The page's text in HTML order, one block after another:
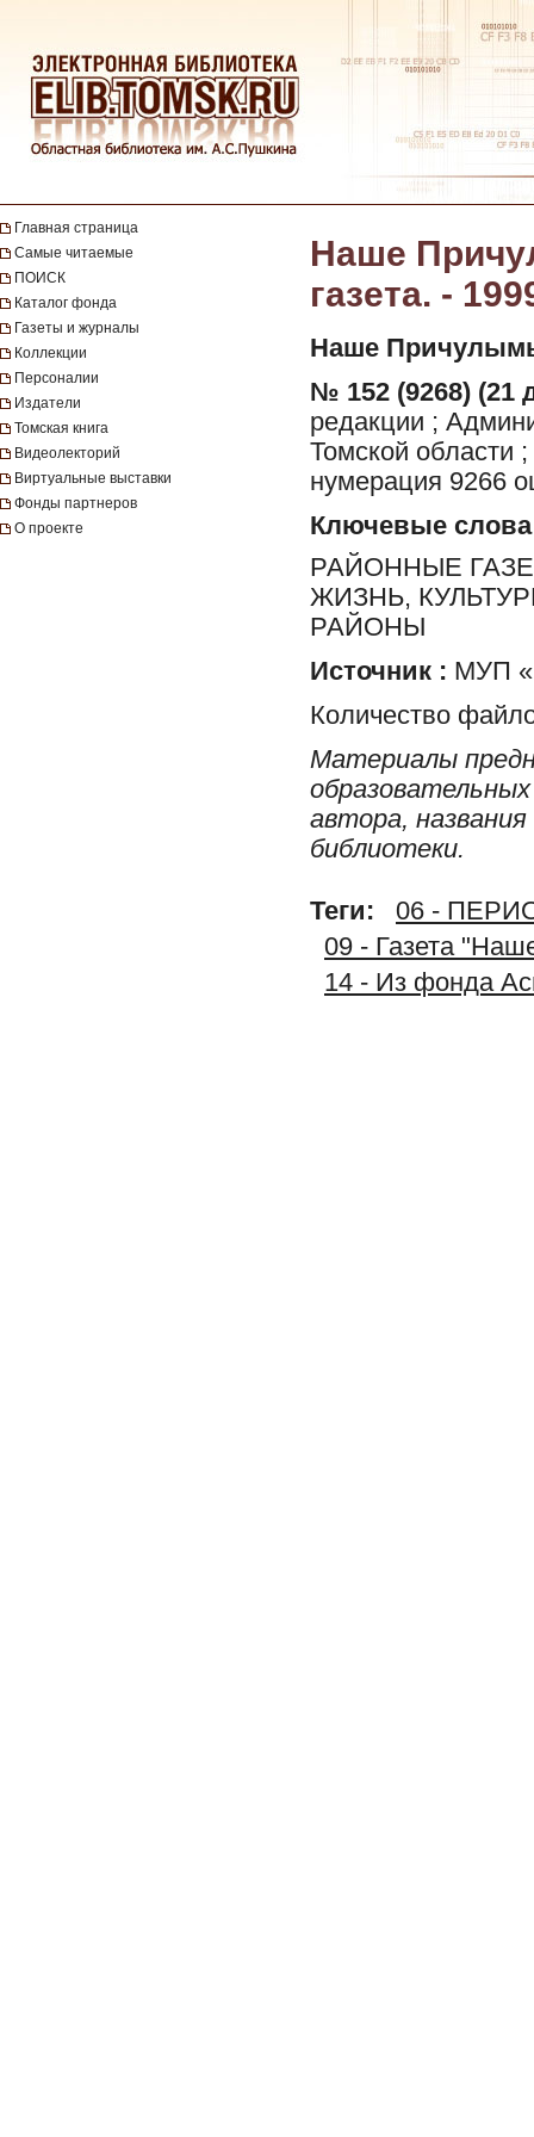
Главная страница
Самые читаемые
ПОИСК
Каталог фонда
Газеты и журналы
Коллекции
Персоналии
Издатели
Томская книга
Видеолекторий
Виртуальные выставки
Фонды партнеров
О проекте
Наше
газета. -
Наше
№ 152 (9268) (21
редакции ;
Томской области
нумерация 9266
Ключевые слова
РАЙОННЫЕ
ЖИЗНЬ,
РАЙОНЫ
Источник : МУП
Количество
Материалы
автора,
библиотеки.
Теги:
06 -
09 - Газета
14 - Из фонда